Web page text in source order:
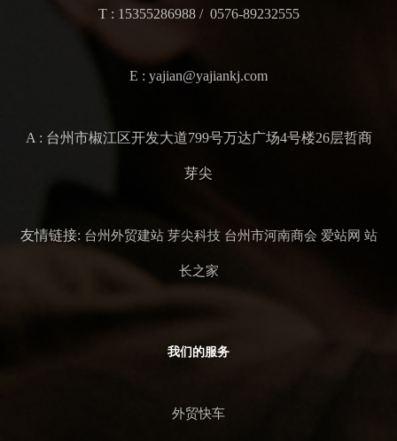
T : 15355286988 / 0576-89232555
E : yajian@yajiankj.com
A : 台州市椒江区开发大道799号万达广场4号楼26层哲商
芽尖
友情链接: 台州外贸建站 芽尖科技 台州市河南商会 爱站网 站
长之家
我们的服务
外贸快车